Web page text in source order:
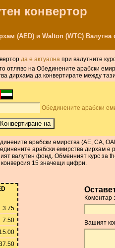
конвертор
(AED) и Walton (WTC)
да е актуална при валутните
отляво на Обединените арабски
дирхама да конвертирате между
Обединените арабски
арабски емирства (AE, СА,
арабски емирства дирхам
валутен фонд. Обменният курс
15 значещи цифри.
3.75
7.50
15.00
Коментар
Вашият